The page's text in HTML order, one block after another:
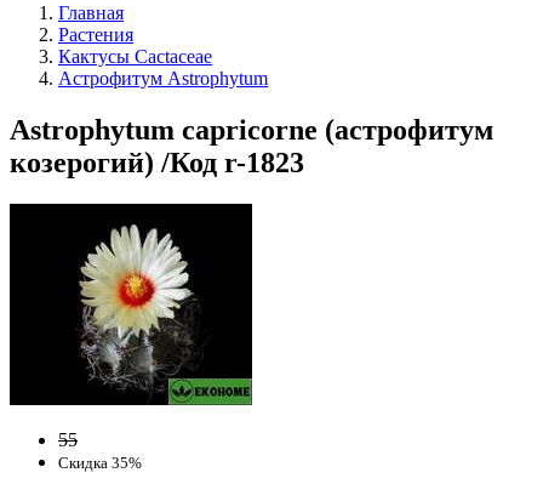
Главная
Растения
Кактусы Cactaceae
Астрофитум Astrophytum
Astrophytum capricorne (астрофитум
козерогий) /Код r-1823
55
Скидка 35%